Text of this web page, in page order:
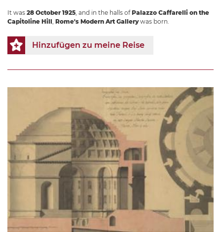
It was 28 October 1925 , and in the halls ofPalazzo Caffarelli on the
Capitoline Hill Rome's Modern Art Gallerywas born.
Hinzufügen zu meine Reise